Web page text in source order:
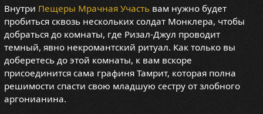
Внутри Пещеры Мрачная Участьвам нужно будет
пробиться сквозь нескольких солдат Монклера, чтобы
добраться до комнаты, где Ризал-Джул проводит
темный, явно некромантский ритуал. Как только вы
доберетесь до этой комнаты, к вам вскоре
присоединится сама графиня Тамрит, которая полна
решимости спасти свою младшую сестру от злобного
аргонианина.